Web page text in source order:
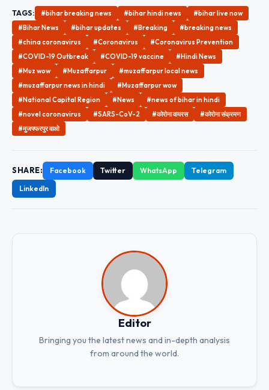
TAGS: #bihar breaking news #bihar hindi news
#bihar live now
#Bihar News
#bihar updates #Breaking
#breaking news
#china coronavirus
#Coronavirus
#Coronavirus Prevention
#COVID-19 Outbreak
#COVID-19 vaccine
#Hindi News
#Muz wow
#Muzaffarpur
#muzaffarpur local news
#muzaffarpur news in hindi
#Muzaffarpur wow
#National Capital Region
#News
#news of bihar in hindi
#novel coronavirus
#SARS-CoV-2 #कोरोना वायरस
#कोरोना संक्रमण
#मुजफ्फरपुर वाओ
SHARE: Facebook Twitter WhatsApp
Telegram
LinkedIn
Editor
Bringing you the latest news and in-depth analysis
from around the world.